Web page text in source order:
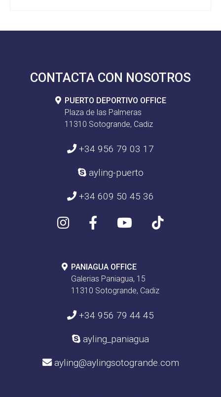
CONTACTA CON NOSOTROS
PUERTO DEPORTIVO OFFICE
Plaza de las Palmeras
11310 Sotogrande, Cadiz
+34 956 79 03 17
ayling-puerto
+34 609 50 45 36
PANIAGUA OFFICE
Galerias Paniagua, 15
11310 Sotogrande, Cadiz
+34 956 79 44 45
ayling_paniagua
ayling@aylingsotogrande.com